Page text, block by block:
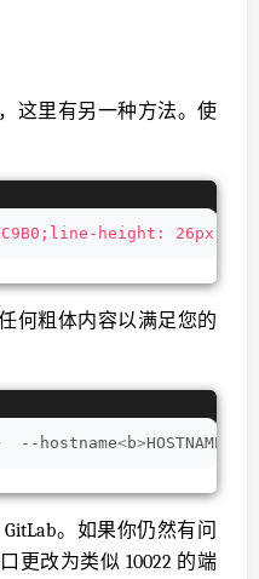
这里有另一种方法。使
height: 26px;"
何粗体内容以满足您的
  --hostname
<b>HOSTNAME
。如果你仍然有问
更改为类似 10022 的端